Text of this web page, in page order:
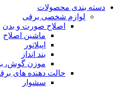
دسته بندی محصولات
لوازم شخصی برقی
اصلاح صورت و بدن
ماشین اصلاح
اپیلاتور
بند انداز
موزن گوش،
حالت دهنده های
سشوار